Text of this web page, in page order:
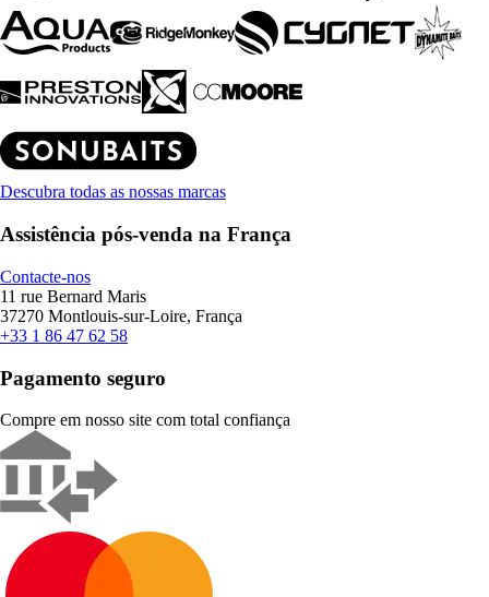
Descubra todas as nossas marcas
Assistência pós-venda na França
Contacte-nos
11 rue Bernard Maris
37270 Montlouis-sur-Loire, França
+33 1 86 47 62 58
Pagamento seguro
Compre em nosso site com total confiança